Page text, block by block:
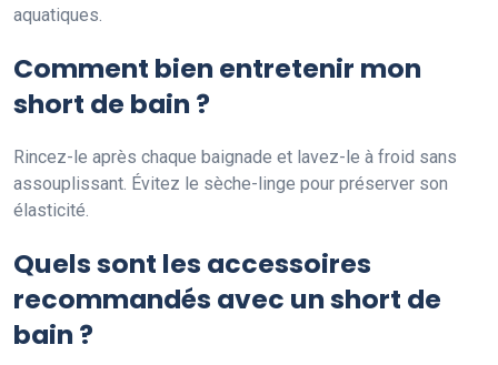
aquatiques.
Comment bien entretenir mon
short de bain ?
Rincez-le après chaque baignade et lavez-le à froid sans
assouplissant. Évitez le sèche-linge pour préserver son
élasticité.
Quels sont les accessoires
recommandés avec un short de
bain ?